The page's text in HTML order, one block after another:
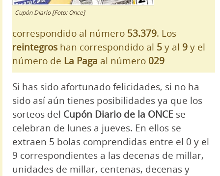
Cupón Diario [Foto: Once]
correspondido al número 53.379. Los
reintegros han correspondido al 5y al 9y el
número de La Paga al número 029
Si has sido afortunado felicidades, si no ha
sido así aún tienes posibilidades ya que los
sorteos del Cupón Diario de la ONCE se
celebran de lunes a jueves. En ellos se
extraen 5 bolas comprendidas entre el 0 y el
9 correspondientes a las decenas de millar,
unidades de millar, centenas, decenas y